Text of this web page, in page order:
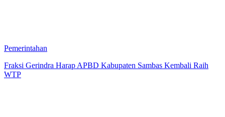
Pemerintahan
Fraksi Gerindra Harap APBD Kabupaten Sambas Kembali Raih
WTP